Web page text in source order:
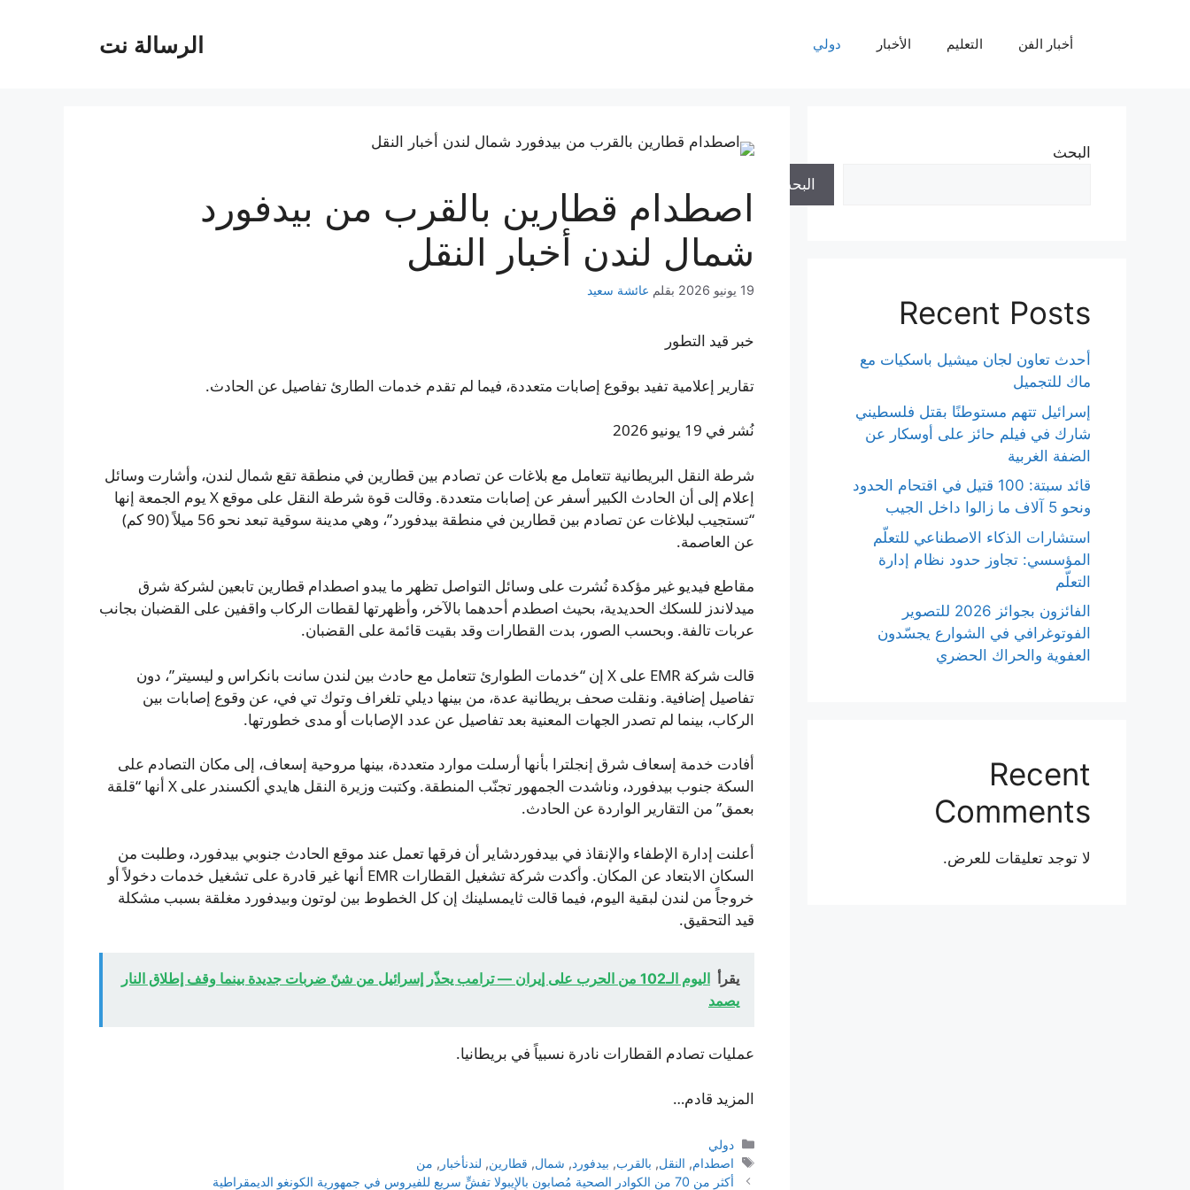
الرسالة نت أخبار الفن التعليم الأخبار دولي
اصطدام قطارين بالقرب من بيدفورد
شمال لندن أخبار النقل
19 يونيو 2026 بقلم عائشة سعيد
خبر قيد التطور
تقارير إعلامية تفيد بوقوع إصابات متعددة، فيما لم تقدم خدمات الطارئ تفاصيل عن الحادث.
نُشر في 19 يونيو 2026
شرطة النقل البريطانية تتعامل مع بلاغات عن تصادم بين قطارين في منطقة تقع شمال لندن، وأشارت وسائل
إعلام إلى أن الحادث الكبير أسفر عن إصابات متعددة. وقالت قوة شرطة النقل على موقع X يوم الجمعة إنها
“تستجيب لبلاغات عن تصادم بين قطارين في منطقة بيدفورد”، وهي مدينة سوقية تبعد نحو 56 ميلاً (90 كم)
عن العاصمة.
مقاطع فيديو غير مؤكدة نُشرت على وسائل التواصل تظهر ما يبدو اصطدام قطارين تابعين لشركة شرق
ميدلاندز للسكك الحديدية، بحيث اصطدم أحدهما بالآخر، وأظهرتها لقطات الركاب واقفين على القضبان بجانب
عربات تالفة. وبحسب الصور، بدت القطارات وقد بقيت قائمة على القضبان.
قالت شركة EMR على X إن “خدمات الطوارئ تتعامل مع حادث بين لندن سانت بانكراس و ليسيتر”، دون
تفاصيل إضافية. ونقلت صحف بريطانية عدة، من بينها ديلي تلغراف وتوك تي في، عن وقوع إصابات بين
الركاب، بينما لم تصدر الجهات المعنية بعد تفاصيل عن عدد الإصابات أو مدى خطورتها.
أفادت خدمة إسعاف شرق إنجلترا بأنها أرسلت موارد متعددة، بينها مروحية إسعاف، إلى مكان التصادم على
السكة جنوب بيدفورد، وناشدت الجمهور تجنّب المنطقة. وكتبت وزيرة النقل هايدي ألكسندر على X أنها “قلقة
بعمق” من التقارير الواردة عن الحادث.
أعلنت إدارة الإطفاء والإنقاذ في بيدفوردشاير أن فرقها تعمل عند موقع الحادث جنوبي بيدفورد، وطلبت من
السكان الابتعاد عن المكان. وأكدت شركة تشغيل القطارات EMR أنها غير قادرة على تشغيل خدمات دخولاً أو
خروجاً من لندن لبقية اليوم، فيما قالت ثايمسلينك إن كل الخطوط بين لوتون وبيدفورد مغلقة بسبب مشكلة
قيد التحقيق.
يقرأ
اليوم الـ102 من الحرب على إيران — ترامب يحذّر إسرائيل من شنّ ضربات جديدة بينما وقف إطلاق النار
يصمد
عمليات تصادم القطارات نادرة نسبياً في بريطانيا.
المزيد قادم…
التصنيفات
دولي
الوسوم
اصطدام, النقل, بالقرب, بيدفورد, شمال, قطارين, لندنأخبار , من
أكثر من 70 من الكوادر الصحية مُصابون بالإيبولا تفشٍّ سريع للفيروس في جمهورية الكونغو الديمقراطية
البحث
البحث
Recent Posts
أحدث تعاون لجان ميشيل باسكيات مع
ماك للتجميل
إسرائيل تتهم مستوطنًا بقتل فلسطيني
شارك في فيلم حائز على أوسكار عن
الضفة الغربية
قائد سبتة: 100 قتيل في اقتحام الحدود
ونحو 5 آلاف ما زالوا داخل الجيب
استشارات الذكاء الاصطناعي للتعلّم
المؤسسي: تجاوز حدود نظام إدارة
التعلّم
الفائزون بجوائز 2026 للتصوير
الفوتوغرافي في الشوارع يجسّدون
العفوية والحراك الحضري
Recent
Comments
لا توجد تعليقات للعرض.